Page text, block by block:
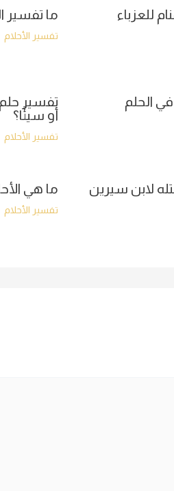
للعزباء
ما تفسير
تفسير الأحلام
الحلم
تفسير
أو سيئًا؟
تفسير الأحلام
لابن سيرين ما هي
تفسير الأحلام